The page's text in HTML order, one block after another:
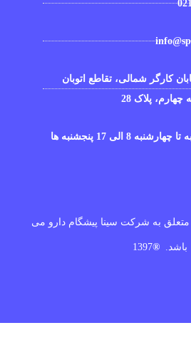
کارگر شمالی، تقاطع اتوبان
پلاک 28
ساعت کاری: شنبه تا چهارشنبه 8 الی 17 پنجشنبه ها
به شرکت سینا پیشگام دارو می
باشد.®
1397